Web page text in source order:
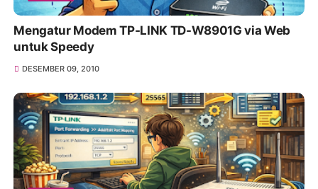
Mengatur Modem TP-LINK TD-W8901G via Web
untuk Speedy
DESEMBER 09, 2010